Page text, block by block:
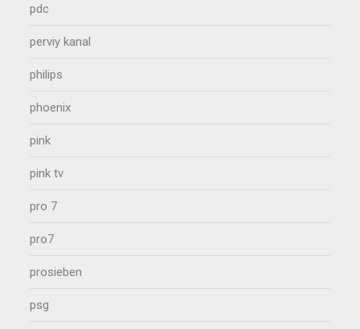
pdc
perviy kanal
philips
phoenix
pink
pink tv
pro 7
pro7
prosieben
psg